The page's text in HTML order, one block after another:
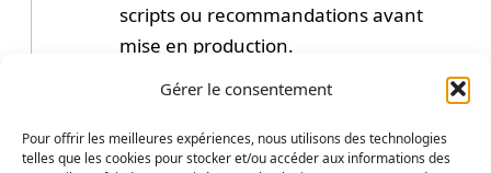
Gérer le consentement
Pour offrir les meilleures expériences, nous utilisons des technologies
telles que les cookies pour stocker et/ou accéder aux informations des
scripts ou recommandations avant
mise en production.
Centralisez et documentez les audits
dans le temps.